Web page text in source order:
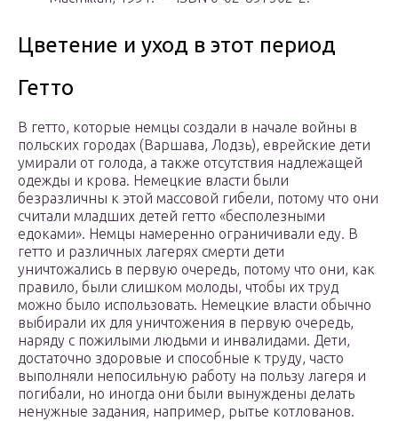
Цветение и уход в этот период
Гетто
В гетто, которые немцы создали в начале войны в
польских городах (Варшава, Лодзь), еврейские дети
умирали от голода, а также отсутствия надлежащей
одежды и крова. Немецкие власти были
безразличны к этой массовой гибели, потому что они
считали младших детей гетто «бесполезными
едоками». Немцы намеренно ограничивали еду. В
гетто и различных лагерях смерти дети
уничтожались в первую очередь, потому что они, как
правило, были слишком молоды, чтобы их труд
можно было использовать. Немецкие власти обычно
выбирали их для уничтожения в первую очередь,
наряду с пожилыми людьми и инвалидами. Дети,
достаточно здоровые и способные к труду, часто
выполняли непосильную работу на пользу лагеря и
погибали, но иногда они были вынуждены делать
ненужные задания, например, рытье котлованов.